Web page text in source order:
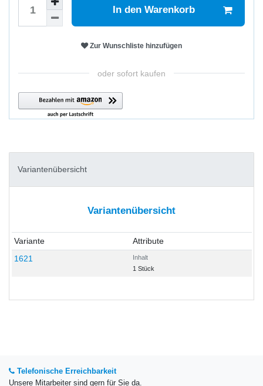
In den Warenkorb
Zur Wunschliste hinzufügen
oder sofort kaufen
Variantenübersicht
Variantenübersicht
Variante
Attribute
1621
Inhalt
1 Stück
Telefonische Erreichbarkeit
Unsere Mitarbeiter sind gern für Sie da.